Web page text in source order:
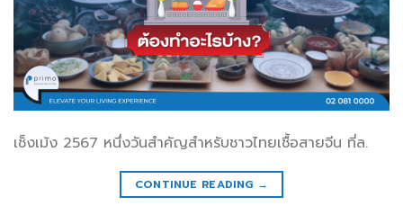
เช็งเม้ง 2567 หนึ่งวันสำคัญสำหรับชาวไทยเชื้อสายจีน ที่ล.
CONTINUE READING →